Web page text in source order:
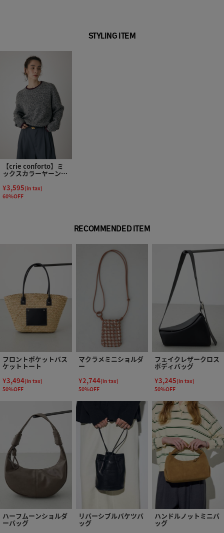
STYLING ITEM
【crie conforto】ミ
ックスカラーヤーンラ
¥3,595(in tax)
60%OFF
RECOMMENDED ITEM
フロントポケットバス
ケットトート
¥3,494(in tax)
50%OFF
マクラメミニショルダ
ー
¥2,744(in tax)
50%OFF
フェイクレザークロス
ボディバッグ
¥3,245(in tax)
50%OFF
ハーフムーンショルダ
ーバッグ
リバーシブルバケツバ
ッグ
ハンドルノットミニバ
ッグ